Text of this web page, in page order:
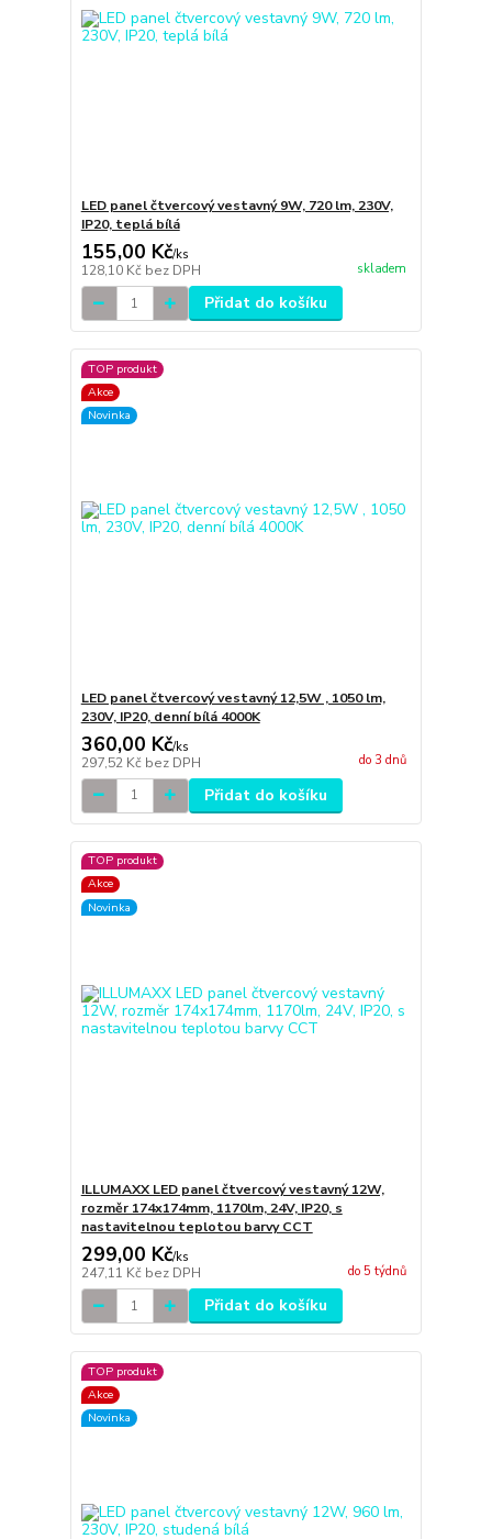
LED panel čtvercový vestavný 9W, 720 lm, 230V,
IP20, teplá bílá
155,00 Kč/ks
128,10 Kč bez DPH skladem
Přidat do košíku
TOP produkt
Akce
Novinka
LED panel čtvercový vestavný 12,5W , 1050 lm,
230V, IP20, denní bílá 4000K
360,00 Kč/ks
297,52 Kč bez DPH do 3 dnů
Přidat do košíku
TOP produkt
Akce
Novinka
ILLUMAXX LED panel čtvercový vestavný 12W,
rozměr 174x174mm, 1170lm, 24V, IP20, s
nastavitelnou teplotou barvy CCT
299,00 Kč/ks
247,11 Kč bez DPH do 5 týdnů
Přidat do košíku
TOP produkt
Akce
Novinka